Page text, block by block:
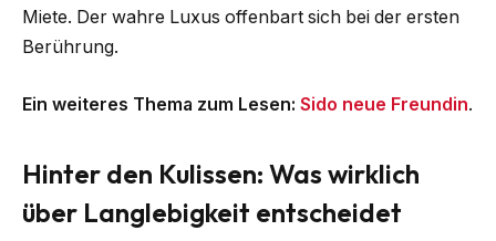
Miete. Der wahre Luxus offenbart sich bei der ersten
Berührung.
Ein weiteres Thema zum Lesen: Sido neue Freundin.
Hinter den Kulissen: Was wirklich
über Langlebigkeit entscheidet